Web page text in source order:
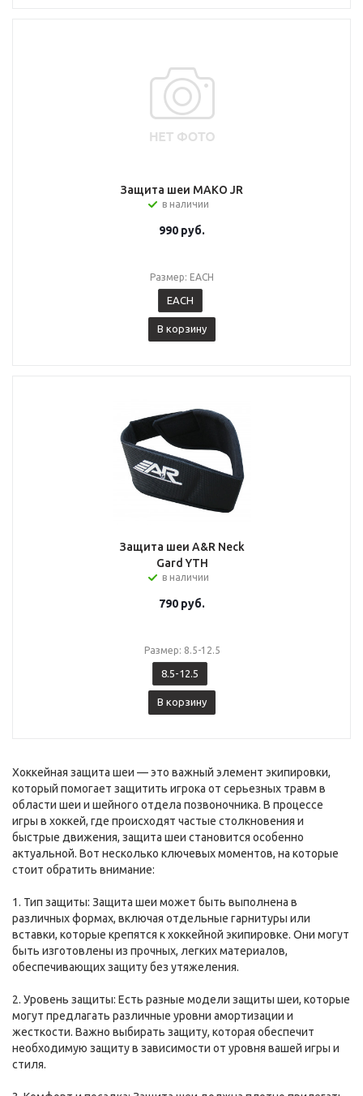
Защита шеи MAKO JR
в наличии
990 руб.
Размер: EACH
EACH
В корзину
Защита шеи A&R Neck
Gard YTH
в наличии
790 руб.
Размер: 8.5-12.5
8.5-12.5
В корзину
Хоккейная защита шеи — это важный элемент экипировки,
который помогает защитить игрока от серьезных травм в
области шеи и шейного отдела позвоночника. В процессе
игры в хоккей, где происходят частые столкновения и
быстрые движения, защита шеи становится особенно
актуальной. Вот несколько ключевых моментов, на которые
стоит обратить внимание:
1. Тип защиты: Защита шеи может быть выполнена в
различных формах, включая отдельные гарнитуры или
вставки, которые крепятся к хоккейной экипировке. Они могут
быть изготовлены из прочных, легких материалов,
обеспечивающих защиту без утяжеления.
2. Уровень защиты: Есть разные модели защиты шеи, которые
могут предлагать различные уровни амортизации и
жесткости. Важно выбирать защиту, которая обеспечит
необходимую защиту в зависимости от уровня вашей игры и
стиля.